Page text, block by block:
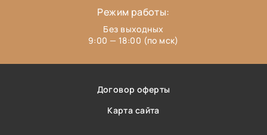
Договор оферты
Карта сайта
Режим работы:
Без выходных
9:00 — 18:00 (по мск)